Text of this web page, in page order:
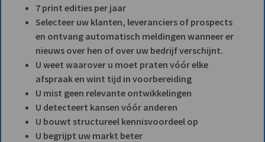
7 print edities per jaar
Selecteer uw klanten, leveranciers of prospects
en ontvang automatisch meldingen wanneer er
nieuws over hen of over uw bedrijf verschijnt.
U weet waarover u moet praten vóór elke
afspraak en wint tijd in voorbereiding
U mist geen relevante ontwikkelingen
U detecteert kansen vóór anderen
U bouwt structureel kennisvoordeel op
U begrijpt uw markt beter